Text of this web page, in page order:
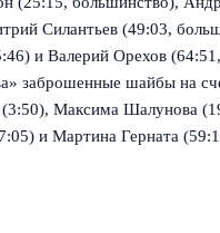
Силантьев (49:03,
и Валерий Орехов
заброшенные шайбы на
(3:50), Максима Шалунова
и Мартина Герната